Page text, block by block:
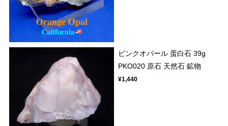
ピンクオパール 蛋白石 39g
PKO020 原石 天然石 鉱物
¥1,440